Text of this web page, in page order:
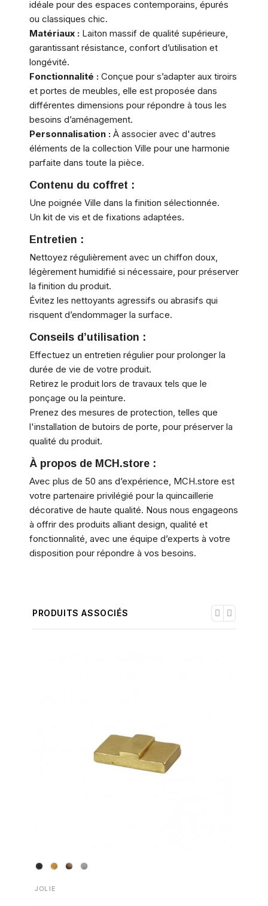
idéale pour des espaces contemporains, épurés
ou classiques chic.
Matériaux : Laiton massif de qualité supérieure,
garantissant résistance, confort d’utilisation et
longévité.
Fonctionnalité : Conçue pour s’adapter aux tiroirs
et portes de meubles, elle est proposée dans
différentes dimensions pour répondre à tous les
besoins d’aménagement.
Personnalisation : À associer avec d'autres
éléments de la collection Ville pour une harmonie
parfaite dans toute la pièce.
Contenu du coffret :
Une poignée Ville dans la finition sélectionnée.
Un kit de vis et de fixations adaptées.
Entretien :
Nettoyez régulièrement avec un chiffon doux,
légèrement humidifié si nécessaire, pour préserver
la finition du produit.
Évitez les nettoyants agressifs ou abrasifs qui
risquent d’endommager la surface.
Conseils d’utilisation :
Effectuez un entretien régulier pour prolonger la
durée de vie de votre produit.
Retirez le produit lors de travaux tels que le
ponçage ou la peinture.
Prenez des mesures de protection, telles que
l'installation de butoirs de porte, pour préserver la
qualité du produit.
À propos de MCH.store :
Avec plus de 50 ans d’expérience, MCH.store est
votre partenaire privilégié pour la quincaillerie
décorative de haute qualité. Nous nous engageons
à offrir des produits alliant design, qualité et
fonctionnalité, avec une équipe d’experts à votre
disposition pour répondre à vos besoins.
PRODUITS ASSOCIÉS
JOLIE